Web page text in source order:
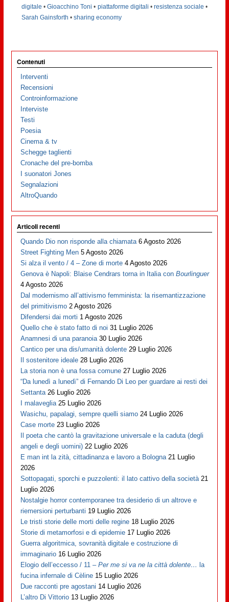
digitale •Gioacchino Toni • piattaforme digitali • resistenza sociale •
Sarah Gainsforth • sharing economy
Contenuti
Interventi
Recensioni
Controinformazione
Interviste
Testi
Poesia
Cinema & tv
Schegge taglienti
Cronache del pre-bomba
I suonatori Jones
Segnalazioni
AltroQuando
Articoli recenti
Quando Dio non risponde alla chiamata 6 Agosto 2026
Street Fighting Men 5 Agosto 2026
Si alza il vento / 4 – Zone di morte 4 Agosto 2026
Genova è Napoli: Blaise Cendrars torna in Italia conBourlinguer
4 Agosto 2026
Dal modernismo all’attivismo femminista: la risemantizzazione
del primitivismo 2 Agosto 2026
Difendersi dai morti 1 Agosto 2026
Quello che è stato fatto di noi 31 Luglio 2026
Anamnesi di una paranoia 30 Luglio 2026
Cantico per una dis/umanità dolente 29 Luglio 2026
Il sostenitore ideale 28 Luglio 2026
La storia non è una fossa comune 27 Luglio 2026
“Da lunedì a lunedì” di Fernando Di Leo per guardare ai resti dei
Settanta 26 Luglio 2026
I malaveglia 25 Luglio 2026
Wasichu, papalagi, sempre quelli siamo 24 Luglio 2026
Case morte 23 Luglio 2026
Il poeta che cantò la gravitazione universale e la caduta (degli
angeli e degli uomini) 22 Luglio 2026
E man int la zità, cittadinanza e lavoro a Bologna 21 Luglio
2026
Sottopagati, sporchi e puzzolenti: il lato cattivo della società 21
Luglio 2026
Nostalgie horror contemporanee tra desiderio di un altrove e
riemersioni perturbanti 19 Luglio 2026
Le tristi storie delle morti delle regine 18 Luglio 2026
Storie di metamorfosi e di epidemie 17 Luglio 2026
Guerra algoritmica, sovranità digitale e costruzione di
immaginario 16 Luglio 2026
Elogio dell’eccesso / 11 –Per me si va ne la città dolente… la
fucina infernale di Cèline 15 Luglio 2026
Due racconti pre agostani 14 Luglio 2026
L’altro Di Vittorio 13 Luglio 2026